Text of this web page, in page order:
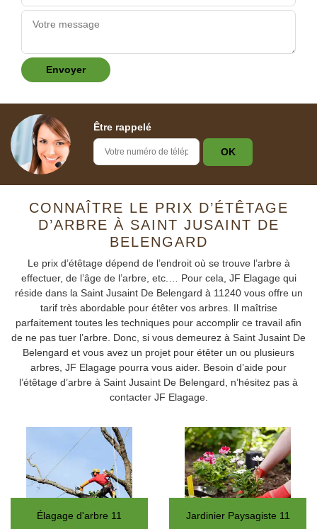
Être rappelé
CONNAÎTRE LE PRIX D’ÉTÊTAGE
D’ARBRE À SAINT JUSAINT DE
BELENGARD
Le prix d’étêtage dépend de l’endroit où se trouve l’arbre à
effectuer, de l’âge de l’arbre, etc.… Pour cela, JF Elagage qui
réside dans la Saint Jusaint De Belengard à 11240 vous offre un
tarif très abordable pour étêter vos arbres. Il maîtrise
parfaitement toutes les techniques pour accomplir ce travail afin
de ne pas tuer l’arbre. Donc, si vous demeurez à Saint Jusaint De
Belengard et vous avez un projet pour étêter un ou plusieurs
arbres, JF Elagage pourra vous aider. Besoin d’aide pour
l’étêtage d’arbre à Saint Jusaint De Belengard, n’hésitez pas à
contacter JF Elagage.
Élagage d'arbre 11 Jardinier Paysagiste 11